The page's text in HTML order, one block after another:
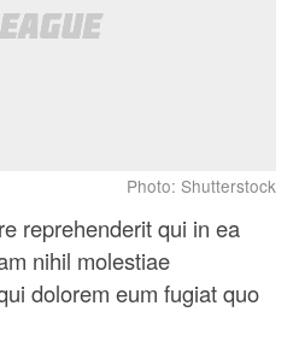
Photo: Shutterstock
reprehenderit qui in ea
nihil molestiae
dolorem eum fugiat quo